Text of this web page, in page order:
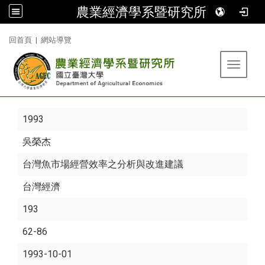
農業經濟學系暨研究所
回首頁 | 網站導覽
Toggle
1993
吳榮杰
台灣魚市場經營效率之分析與改進建議
台灣經濟
193
62-86
1993-10-01